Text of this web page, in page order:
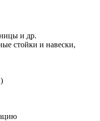
и др.
стойки и навески,